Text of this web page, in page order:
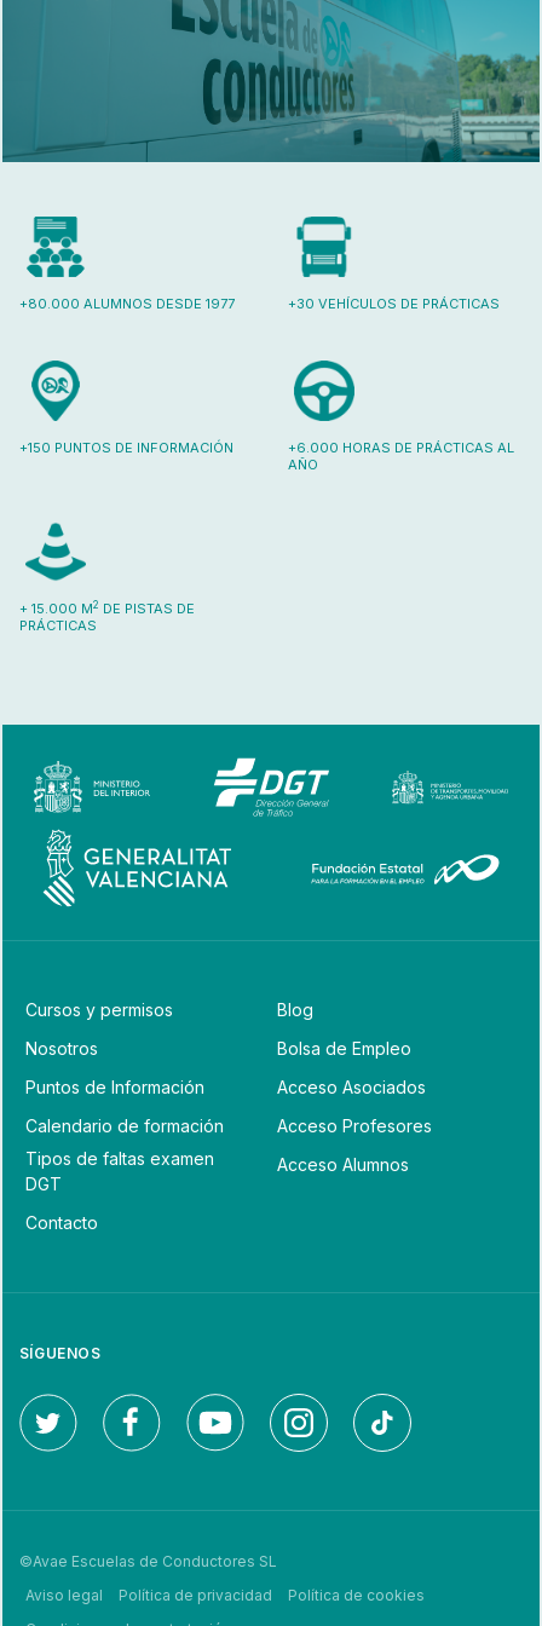
+80.000 ALUMNOS DESDE 1977 +30 VEHÍCULOS DE PRÁCTICAS
+150 PUNTOS DE INFORMACIÓN
+6.000 HORAS DE PRÁCTICAS AL
AÑO
+ 15.000 M2 DE PISTAS DE
PRÁCTICAS
Cursos y permisos
Nosotros
Puntos de Información
Calendario de formación
Tipos de faltas examen
DGT
Contacto
Blog
Bolsa de Empleo
Acceso Asociados
Acceso Profesores
Acceso Alumnos
SÍGUENOS
©Avae Escuelas de Conductores SL
Aviso legal
Política de privacidad
Política de cookies